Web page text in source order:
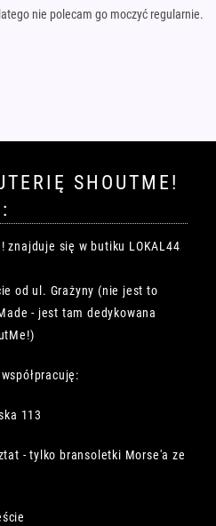
nie polecam go moczyć regularnie.
SHOUTME!
znajduje się w butiku LOKAL44
od ul. Grażyny (nie jest to
- jest tam dedykowana
113
- tylko bransoletki Morse'a ze